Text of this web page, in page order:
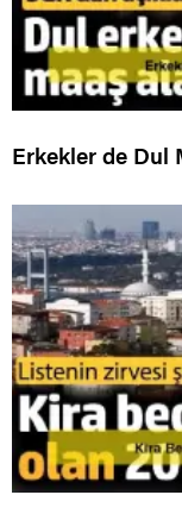
Erkekler de Dul